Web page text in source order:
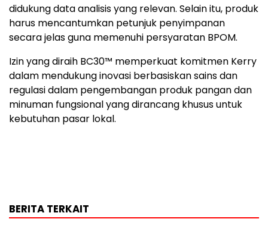
didukung data analisis yang relevan. Selain itu, produk
harus mencantumkan petunjuk penyimpanan
secara jelas guna memenuhi persyaratan BPOM.
Izin yang diraih BC30™ memperkuat komitmen Kerry
dalam mendukung inovasi berbasiskan sains dan
regulasi dalam pengembangan produk pangan dan
minuman fungsional yang dirancang khusus untuk
kebutuhan pasar lokal.
BERITA TERKAIT